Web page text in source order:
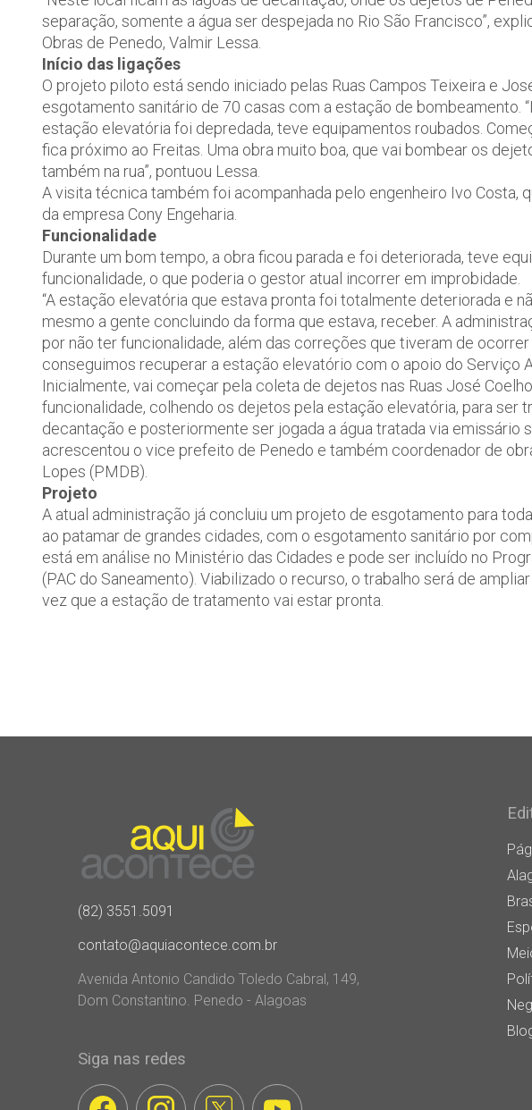
separação, somente a água ser despejada no Rio São Francisco”,
Obras de Penedo, Valmir Lessa.
Início das ligações
O projeto piloto está sendo iniciado pelas Ruas Campos Teixeira e
esgotamento sanitário de 70 casas com a estação de bombeamento.
estação elevatória foi depredada, teve equipamentos roubados.
fica próximo ao Freitas. Uma obra muito boa, que vai bombear os
também na rua”, pontuou Lessa.
A visita técnica também foi acompanhada pelo engenheiro Ivo Costa,
da empresa Cony Engeharia.
Funcionalidade
Durante um bom tempo, a obra ficou parada e foi deteriorada, teve
funcionalidade, o que poderia o gestor atual incorrer em improbidade.
“A estação elevatória que estava pronta foi totalmente deteriorada e
mesmo a gente concluindo da forma que estava, receber. A
por não ter funcionalidade, além das correções que tiveram de
conseguimos recuperar a estação elevatório com o apoio do Serviço
Inicialmente, vai começar pela coleta de dejetos nas Ruas José
funcionalidade, colhendo os dejetos pela estação elevatória, para ser
decantação e posteriormente ser jogada a água tratada via emissário
acrescentou o vice prefeito de Penedo e também coordenador de
Lopes (PMDB).
Projeto
A atual administração já concluiu um projeto de esgotamento para
ao patamar de grandes cidades, com o esgotamento sanitário por
está em análise no Ministério das Cidades e pode ser incluído no
(PAC do Saneamento). Viabilizado o recurso, o trabalho será de
vez que a estação de tratamento vai estar pronta.
(82) 3551.5091
contato@aquiacontece.com.br
Avenida Antonio Candido Toledo Cabral, 149,
Dom Constantino. Penedo - Alagoas
Siga nas redes